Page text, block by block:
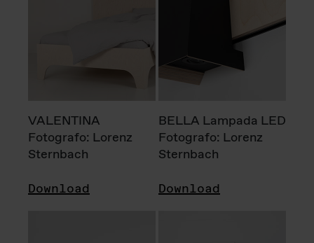
VALENTINA
Fotografo: Lorenz
Sternbach
Download
BELLA Lampada LED
Fotografo: Lorenz
Sternbach
Download